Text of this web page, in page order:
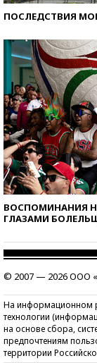
ПОСЛЕДСТВИЯ
ВОСПОМИНАНИЯ
ГЛАЗАМИ
© 2007 — 2026 ООО
На информационном
технологии
на основе сбора,
предпочтениям
территории